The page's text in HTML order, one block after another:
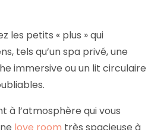
les petits « plus » qui
tels qu’un spa privé, une
immersive ou un lit circulaire
à l’atmosphère qui vous
love room très spacieuse à